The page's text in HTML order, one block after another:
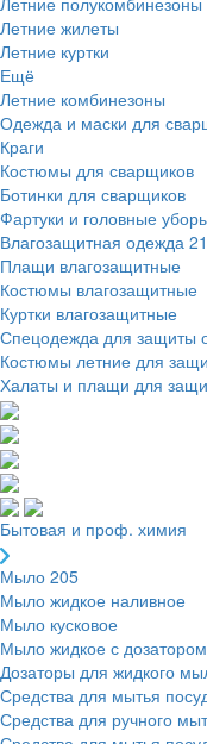
Летние жилеты
Летние куртки
Ещё
Летние комбинезоны
Одежда и маски для
Краги
Костюмы для сварщиков
Ботинки для сварщиков
Фартуки и головные
Влагозащитная одежда
Плащи влагозащитные
Костюмы влагозащитные
Куртки влагозащитные
Спецодежда для защиты
Костюмы летние для
Халаты и плащи для
Бытовая и проф. химия
Мыло 205
Мыло жидкое наливное
Мыло кусковое
Мыло жидкое с дозатором
Дозаторы для жидкого
Средства для мытья
Средства для ручного